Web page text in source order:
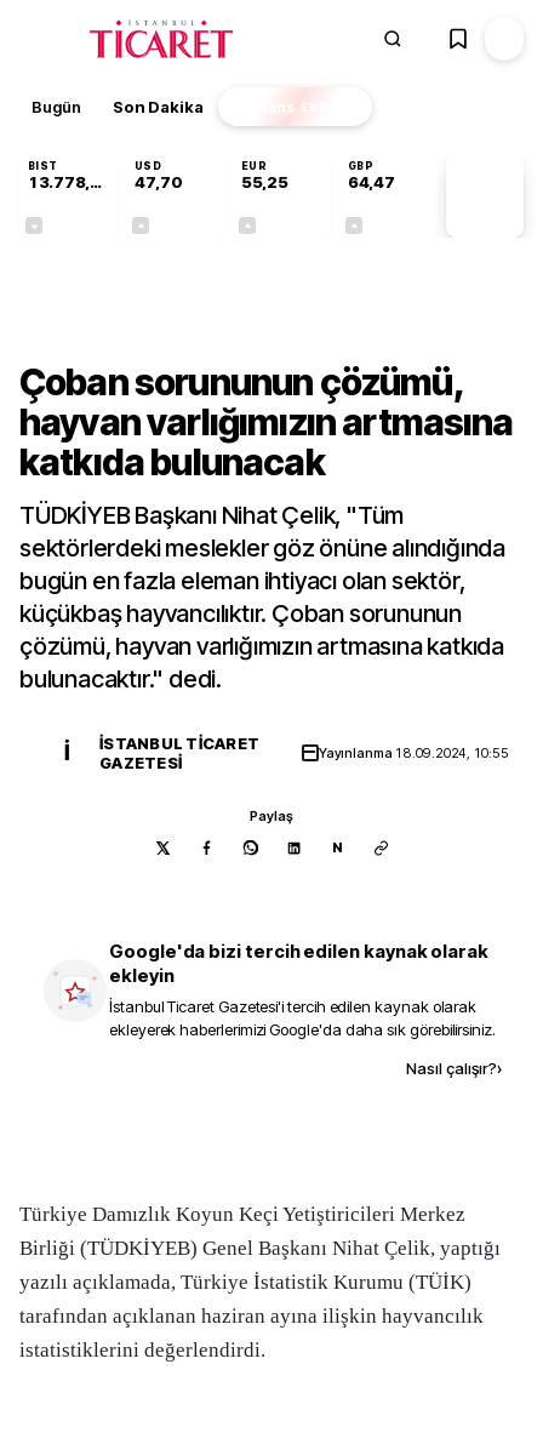
Bugün Son Dakika Finans EKSTRA
BIST
13.778,60
USD
47,70
EUR
55,25
GBP
64,47
Çoban sorununun çözümü,
hayvan varlığımızın artmasına
katkıda bulunacak
TÜDKİYEB Başkanı Nihat Çelik, "Tüm
sektörlerdeki meslekler göz önüne alındığında
bugün en fazla eleman ihtiyacı olan sektör,
küçükbaş hayvancılıktır. Çoban sorununun
çözümü, hayvan varlığımızın artmasına katkıda
bulunacaktır." dedi.
İ
İSTANBUL TICARET
GAZETESI
Yayınlanma 18.09.2024, 10:55
Paylaş
N
Google'da bizi tercih edilen kaynak olarak
ekleyin
İstanbul Ticaret Gazetesi'i tercih edilen kaynak olarak
ekleyerek haberlerimizi Google'da daha sık görebilirsiniz.
Nasıl çalışır?›
Türkiye Damızlık Koyun Keçi Yetiştiricileri Merkez
Birliği (TÜDKİYEB) Genel Başkanı Nihat Çelik, yaptığı
yazılı açıklamada, Türkiye İstatistik Kurumu (TÜİK)
tarafından açıklanan haziran ayına ilişkin hayvancılık
istatistiklerini değerlendirdi.